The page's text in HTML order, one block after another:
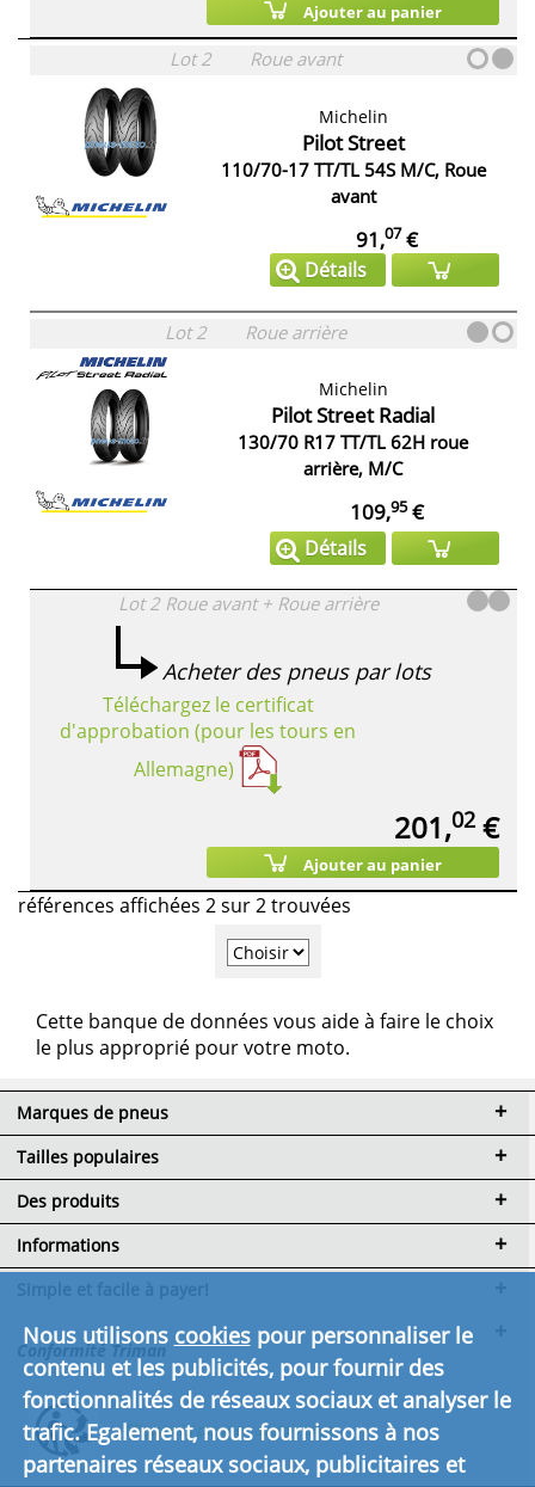
Ajouter au panier
Lot 2 Roue avant
Michelin
Pilot Street
110/70-17 TT/TL 54S M/C, Roue
avant
91,07€
Détails
Lot 2 Roue arrière
Michelin
Pilot Street Radial
130/70 R17 TT/TL 62H roue
arrière, M/C
109,95€
Détails
Lot 2 Roue avant + Roue arrière
Acheter des pneus par lots
Téléchargez le certificat
d'approbation (pour les tours en
Allemagne)
201,02 €
Ajouter au panier
références affichées 2 sur 2 trouvées
Cette banque de données vous aide à faire le choix
le plus approprié pour votre moto.
Marques de pneus
Tailles populaires
Des produits
Informations
et de livraison
Conformité Triman
Cliquez ici pour en savoir plus.
Nous utilisons cookiespour personnaliser le
contenu et les publicités, pour fournir des
fonctionnalités de réseaux sociaux et analyser le
trafic. Egalement, nous fournissons à nos
partenaires réseaux sociaux, publicitaires et